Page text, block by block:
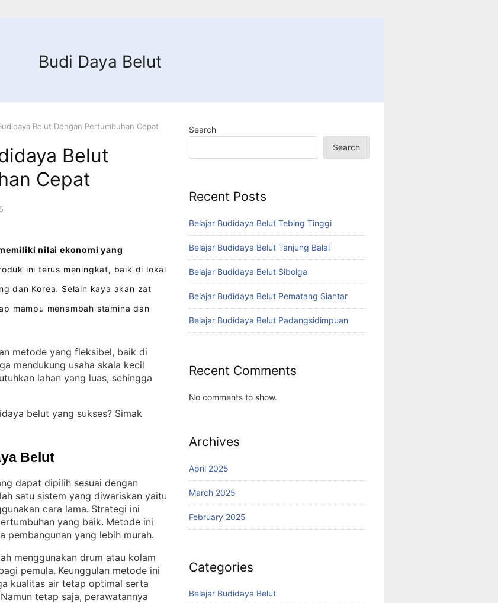
Budi Daya Belut
Belut Dengan Pertumbuhan Cepat
Belut
Cepat
nilai ekonomi yang
ini terus meningkat, baik di lokal
dan Korea. Selain kaya akan zat
mampu menambah stamina dan
metode yang fleksibel, baik di
mendukung usaha skala kecil
lahan yang luas, sehingga
belut yang sukses? Simak
Belut
dapat dipilih sesuai dengan
satu sistem yang diwariskan yaitu
cara lama. Strategi ini
yang baik. Metode ini
pembangunan yang lebih murah.
menggunakan drum atau kolam
pemula. Keunggulan metode ini
kualitas air tetap optimal serta
Namun tetap saja, perawatannya
Search
Search
Recent Posts
Belajar Budidaya Belut Tebing Tinggi
Belajar Budidaya Belut Tanjung Balai
Belajar Budidaya Belut Sibolga
Belajar Budidaya Belut Pematang Siantar
Belajar Budidaya Belut Padangsidimpuan
Recent Comments
No comments to show.
Archives
April 2025
March 2025
February 2025
Categories
Belajar Budidaya Belut